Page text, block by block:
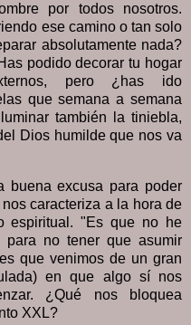
por todos nosotros.
ese camino o tan solo
absolutamente nada?
podido decorar tu hogar
pero ¿has ido
que semana a semana
también la tiniebla,
Dios humilde que nos va
buena excusa para poder
caracteriza a la hora de
espiritual. "Es que no he
para no tener que asumir
que venimos de un gran
en que algo sí nos
¿Qué nos bloquea
XXL?